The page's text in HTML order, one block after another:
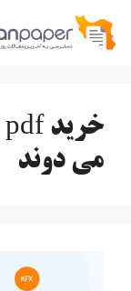
پرش
می دوند